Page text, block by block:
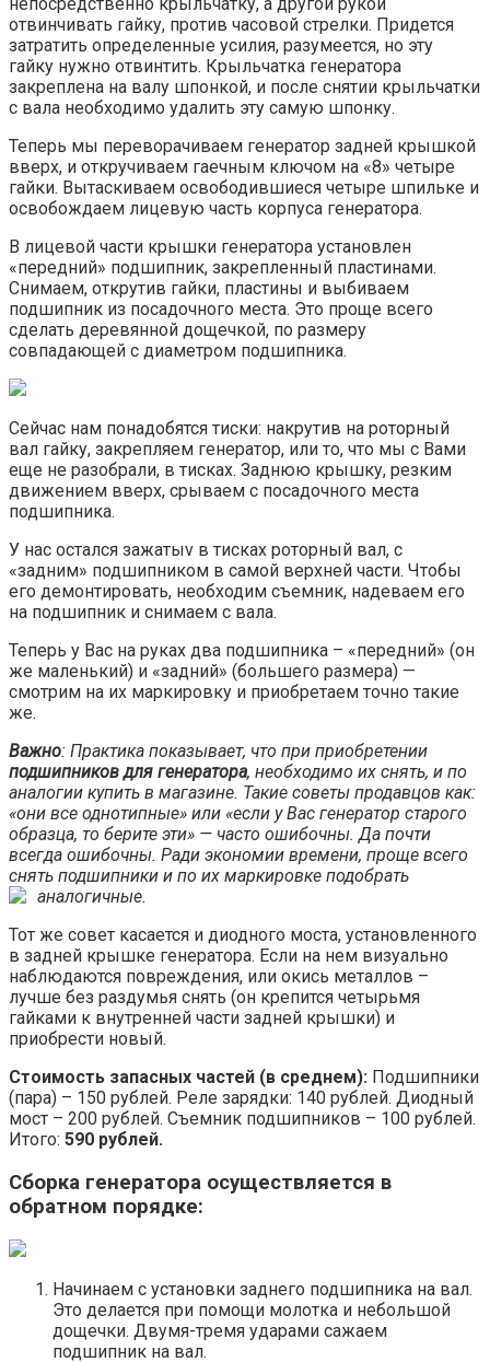
отвинчивать гайку, против часовой стрелки. Придется
затратить определенные усилия, разумеется, но эту
гайку нужно отвинтить. Крыльчатка генератора
закреплена на валу шпонкой, и после снятии крыльчатки
с вала необходимо удалить эту самую шпонку.
Теперь мы переворачиваем генератор задней крышкой
вверх, и откручиваем гаечным ключом на «8» четыре
гайки. Вытаскиваем освободившиеся четыре шпильке и
освобождаем лицевую часть корпуса генератора.
В лицевой части крышки генератора установлен
«передний» подшипник, закрепленный пластинами.
Снимаем, открутив гайки, пластины и выбиваем
подшипник из посадочного места. Это проще всего
сделать деревянной дощечкой, по размеру
совпадающей с диаметром подшипника.
Сейчас нам понадобятся тиски: накрутив на роторный
вал гайку, закрепляем генератор, или то, что мы с Вами
еще не разобрали, в тисках. Заднюю крышку, резким
движением вверх, срываем с посадочного места
подшипника.
У нас остался зажатыv в тисках роторный вал, с
«задним» подшипником в самой верхней части. Чтобы
его демонтировать, необходим съемник, надеваем его
на подшипник и снимаем с вала.
Теперь у Вас на руках два подшипника – «передний» (он
же маленький) и «задний» (большего размера) —
смотрим на их маркировку и приобретаем точно такие
же.
Важно: Практика показывает, что при приобретении
подшипников для генератора, необходимо их снять, и по
аналогии купить в магазине. Такие советы продавцов как:
«они все однотипные» или «если у Вас генератор старого
образца, то берите эти» — часто ошибочны. Да почти
всегда ошибочны. Ради экономии времени, проще всего
снять подшипники и по их маркировке подобрать
аналогичные.
Тот же совет касается и диодного моста, установленного
в задней крышке генератора. Если на нем визуально
наблюдаются повреждения, или окись металлов –
лучше без раздумья снять (он крепится четырьмя
гайками к внутренней части задней крышки) и
приобрести новый.
Стоимость запасных частей (в среднем): Подшипники
(пара) – 150 рублей. Реле зарядки: 140 рублей. Диодный
мост – 200 рублей. Съемник подшипников – 100 рублей.
Итого: 590 рублей.
Сборка генератора осуществляется в
обратном порядке:
Начинаем с установки заднего подшипника на вал.
Это делается при помощи молотка и небольшой
дощечки. Двумя-тремя ударами сажаем
подшипник на вал.